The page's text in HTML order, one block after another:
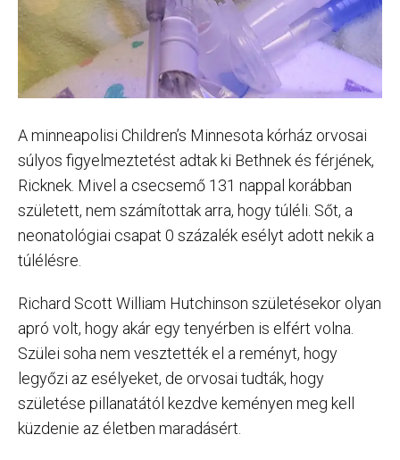
A minneapolisi Children’s Minnesota kórház orvosai
súlyos figyelmeztetést adtak ki Bethnek és férjének,
Ricknek. Mivel a csecsemő 131 nappal korábban
született, nem számítottak arra, hogy túléli. Sőt, a
neonatológiai csapat 0 százalék esélyt adott nekik a
túlélésre.
Richard Scott William Hutchinson születésekor olyan
apró volt, hogy akár egy tenyérben is elfért volna.
Szülei soha nem vesztették el a reményt, hogy
legyőzi az esélyeket, de orvosai tudták, hogy
születése pillanatától kezdve keményen meg kell
küzdenie az életben maradásért.